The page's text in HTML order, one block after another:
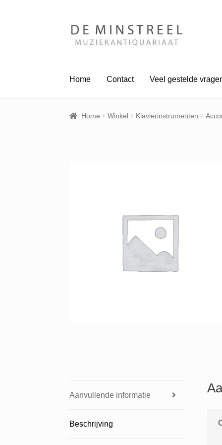
Ga
door
Ga
naar
Home
Contact Veel gestelde
Home Winkel Klavierinstrumenten
Aanvullende informatie
Beschrijving